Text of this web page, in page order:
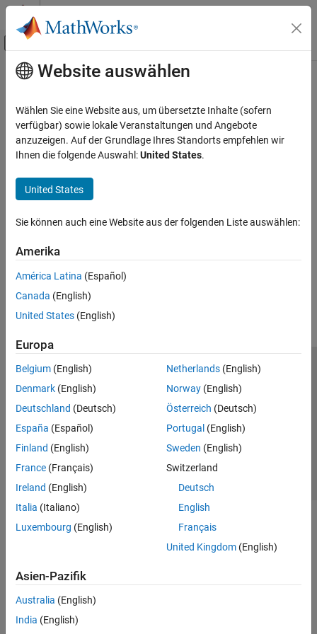
Weiter zum Inhalt
Umschaltung für Off-Canvas-
Startseite der Dokumentation
Hauptinhalt
How useful was this information?
Website auswählen
Wählen Sie eine Website aus, um übersetzte Inhalte (sofern
verfügbar) sowie lokale Veranstaltungen und Angebote
anzuzeigen. Auf der Grundlage Ihres Standorts empfehlen wir
Ihnen die folgende Auswahl:United States.
United States
Sie können auch eine Website aus der folgenden Liste auswählen:
Amerika
América Latina (Español)
Canada (English)
United States (English)
Europa
Belgium (English)
Denmark (English)
Deutschland (Deutsch)
España (Español)
Finland (English)
France (Français)
Ireland (English)
Italia (Italiano)
Luxembourg (English)
Netherlands(English)
Norway(English)
Österreich (Deutsch)
Portugal (English)
Sweden (English)
Switzerland
Deutsch
English
Français
United Kingdom(English)
Asien-Pazifik
Australia (English)
India (English)
Trust Center
Datenschutz-Richtlinien
Datendiebstahl verhindern
Status von Anwendungen
© 1994-2026 The MathWorks, Inc.
Website auswählen
Deutschland